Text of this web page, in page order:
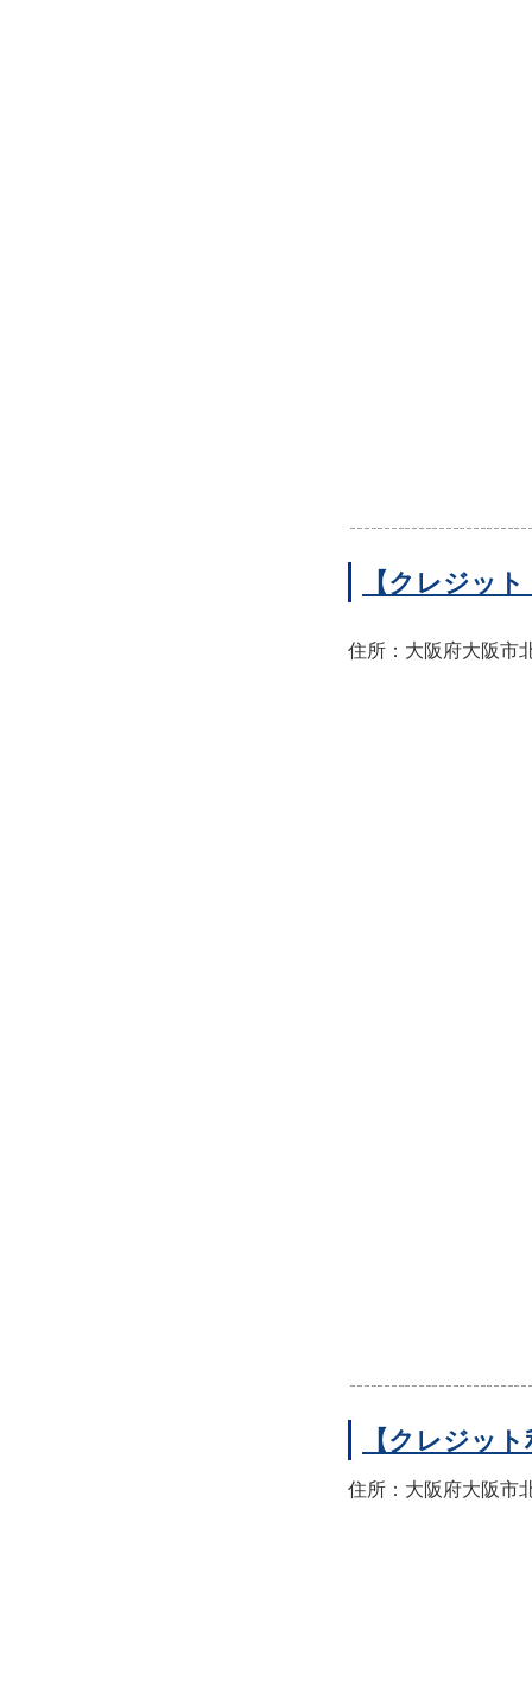
【クレジッ
住所：大阪府大阪市
【クレジッ
住所：大阪府大阪市